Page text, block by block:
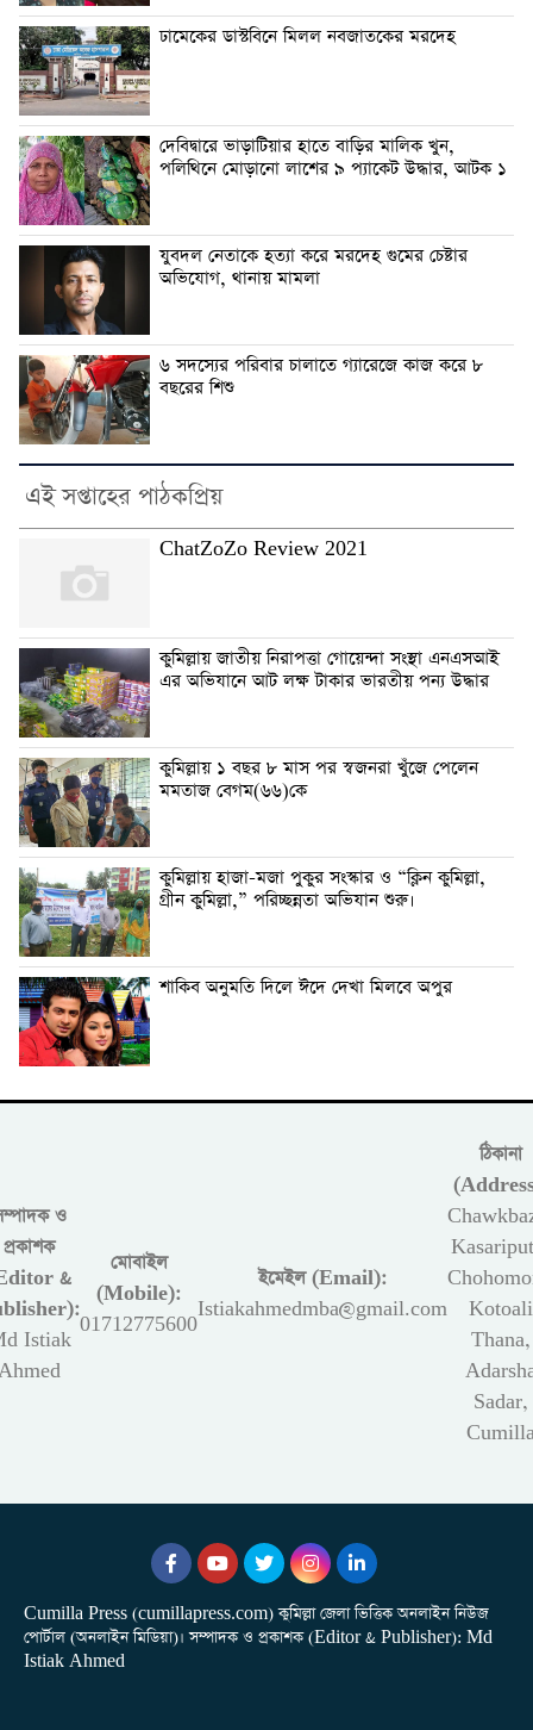
ঢামেকের ডাস্টবিনে মিলল নবজাতকের মরদেহ
দেবিদ্বারে ভাড়াটিয়ার হাতে বাড়ির মালিক খুন,
পলিথিনে মোড়ানো লাশের ৯ প্যাকেট উদ্ধার, আটক ১
যুবদল নেতাকে হত্যা করে মরদেহ গুমের চেষ্টার
অভিযোগ, থানায় মামলা
৬ সদস্যের পরিবার চালাতে গ্যারেজে কাজ করে ৮
বছরের শিশু
এই সপ্তাহের পাঠকপ্রিয়
ChatZoZo Review 2021
কুমিল্লায় জাতীয় নিরাপত্তা গোয়েন্দা সংস্থা এনএসআই
এর অভিযানে আট লক্ষ টাকার ভারতীয় পন্য উদ্ধার
কুমিল্লায় ১ বছর ৮ মাস পর স্বজনরা খুঁজে পেলেন
মমতাজ বেগম(৬৬)কে
কুমিল্লায় হাজা-মজা পুকুর সংস্কার ও “ক্লিন কুমিল্লা,
গ্রীন কুমিল্লা,” পরিচ্ছন্নতা অভিযান শুরু।
শাকিব অনুমতি দিলে ঈদে দেখা মিলবে অপুর
ও
প্রকাশক
&
Istiak
মোবাইল
(Mobile):
01712775600
ইমেইল (Email):
Istiakahmedmba@gmail.com
ঠিকানা
Kotoali
Thana,
Sadar,
Cumilla Press (cumillapress.com) কুমিল্লা জেলা ভিত্তিক অনলাইন নিউজ
পোর্টাল (অনলাইন মিডিয়া)। সম্পাদক ও প্রকাশক (Editor & Publisher): Md
Istiak Ahmed